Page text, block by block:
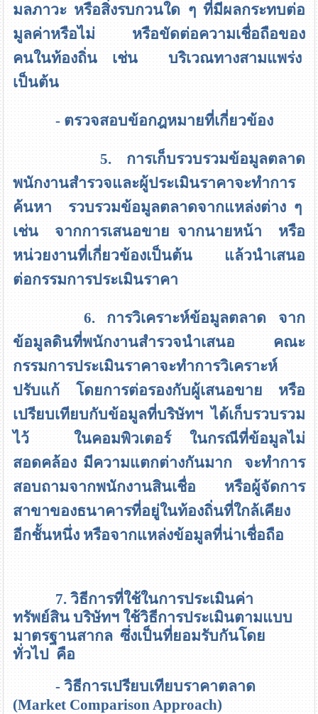
มลภาวะ หรือสิ่งรบกวนใด ๆ ที่มีผลกระทบต่อ
มูลค่าหรือไม่ หรือขัดต่อความเชื่อถือของ
คนในท้องถิ่น เช่น บริเวณทางสามแพร่ง
เป็นต้น
- ตรวจสอบข้อกฎหมายที่เกี่ยวข้อง
5. การเก็บรวบรวมข้อมูลตลาด
พนักงานสำรวจและผู้ประเมินราคาจะทำการ
ค้นหา รวบรวมข้อมูลตลาดจากแหล่งต่าง ๆ
เช่น จากการเสนอขาย จากนายหน้า หรือ
หน่วยงานที่เกี่ยวข้องเป็นต้น แล้วนำเสนอ
ต่อกรรมการประเมินราคา
6. การวิเคราะห์ข้อมูลตลาด จาก
ข้อมูลดินที่พนักงานสำรวจนำเสนอ คณะ
กรรมการประเมินราคาจะทำการวิเคราะห์
ปรับแก้ โดยการต่อรองกับผู้เสนอขาย หรือ
เปรียบเทียบกับข้อมูลที่บริษัทฯ ได้เก็บรวบรวม
ไว้ ในคอมพิวเตอร์ ในกรณีที่ข้อมูลไม่
สอดคล้อง มีความแตกต่างกันมาก จะทำการ
สอบถามจากพนักงานสินเชื่อ หรือผู้จัดการ
สาขาของธนาคารที่อยู่ในท้องถิ่นที่ใกล้เคียง
อีกชั้นหนึ่ง หรือจากแหล่งข้อมูลที่น่าเชื่อถือ
7. วิธีการที่ใช้ในการประเมินค่า
ทรัพย์สิน บริษัทฯ ใช้วิธีการประเมินตามแบบ
มาตรฐานสากล ซึ่งเป็นที่ยอมรับกันโดย
ทั่วไป คือ
- วิธีการเปรียบเทียบราคาตลาด
(Market Comparison Approach)